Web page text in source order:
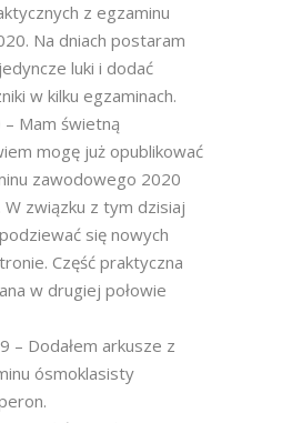
z egzaminu
Na dniach postaram
luki i dodać
w kilku egzaminach.
Mam świetną
mogę już opublikować
zawodowego 2020
W związku z tym dzisiaj
się nowych
Część praktyczna
w drugiej połowie
– Dodałem arkusze z
ósmoklasisty